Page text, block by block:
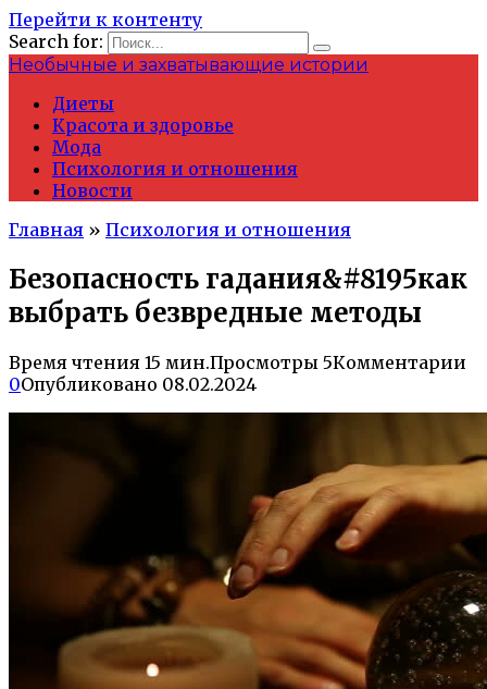
Перейти к контенту
Search for:
Необычные и захватывающие истории
Диеты
Красота и здоровье
Мода
Психология и отношения
Новости
Главная » Психология и отношения
Безопасность гадания&#8195как
выбрать безвредные методы
Время чтения 15 мин.Просмотры 5Комментарии
0Опубликовано 08.02.2024